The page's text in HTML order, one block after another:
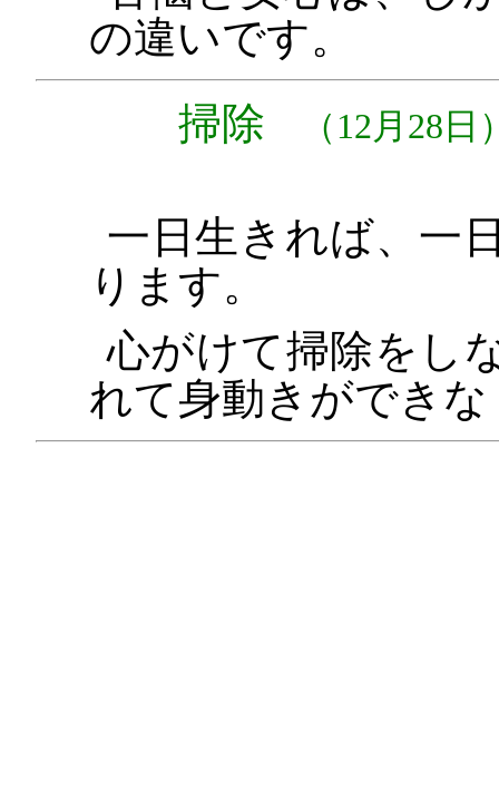
の違いです。
掃除 （12月28日
一日生きれば、一
ります。
心がけて掃除をし
れて身動きができ